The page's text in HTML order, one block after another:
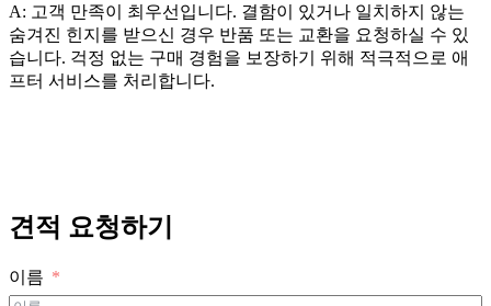
A: 고객 만족이 최우선입니다. 결함이 있거나 일치하지 않는
숨겨진 힌지를 받으신 경우 반품 또는 교환을 요청하실 수 있
습니다. 걱정 없는 구매 경험을 보장하기 위해 적극적으로 애
프터 서비스를 처리합니다.
견적 요청하기
이름